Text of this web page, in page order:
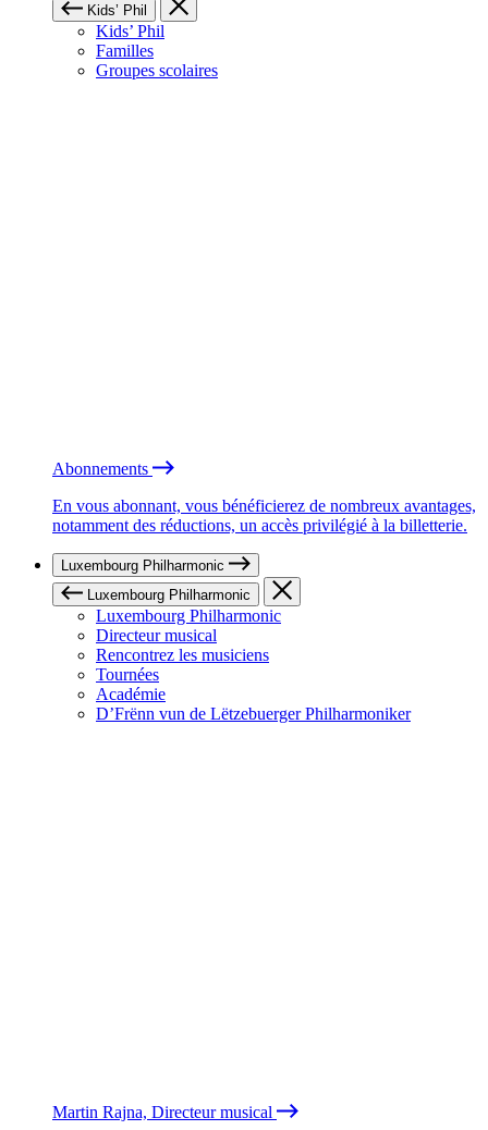
Kids’ Phil
Kids’ Phil
Familles
Groupes scolaires
Abonnements
En vous abonnant, vous bénéficierez de nombreux avantages,
notamment des réductions, un accès privilégié à la billetterie.
Luxembourg Philharmonic
Luxembourg Philharmonic
Luxembourg Philharmonic
Directeur musical
Rencontrez les musiciens
Tournées
Académie
D’Frënn vun de Lëtzebuerger Philharmoniker
Martin Rajna, Directeur musical